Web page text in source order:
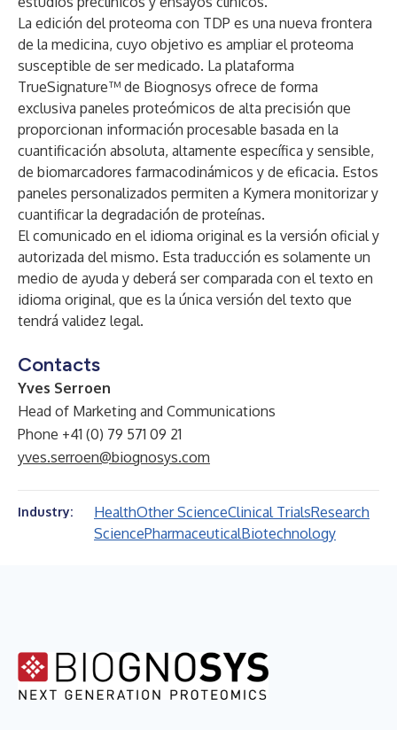
La edición del proteoma con TDP es una nueva frontera
de la medicina, cuyo objetivo es ampliar el proteoma
susceptible de ser medicado. La plataforma
TrueSignature™ de Biognosys ofrece de forma
exclusiva paneles proteómicos de alta precisión que
proporcionan información procesable basada en la
cuantificación absoluta, altamente específica y sensible,
de biomarcadores farmacodinámicos y de eficacia. Estos
paneles personalizados permiten a Kymera monitorizar y
cuantificar la degradación de proteínas.
El comunicado en el idioma original es la versión oficial y
autorizada del mismo. Esta traducción es solamente un
medio de ayuda y deberá ser comparada con el texto en
idioma original, que es la única versión del texto que
tendrá validez legal.
Contacts
Yves Serroen
Head of Marketing and Communications
Phone +41 (0) 79 571 09 21
yves.serroen@biognosys.com
Industry: HealthOther ScienceClinical TrialsResearch
SciencePharmaceuticalBiotechnology